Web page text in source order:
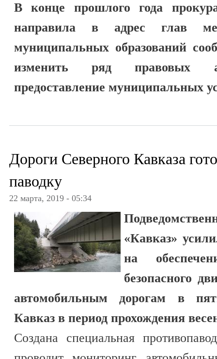
В конце прошлого года
направила в адрес глав
муниципальных образований
изменить ряд правовых
предоставление муниципальных
Дороги Северного Кавказа
паводку
22 марта, 2019 - 05:34
«Кавказ»
на
безопасного
автомобильным дорогам в
Кавказ в период прохождения
Создана специальная